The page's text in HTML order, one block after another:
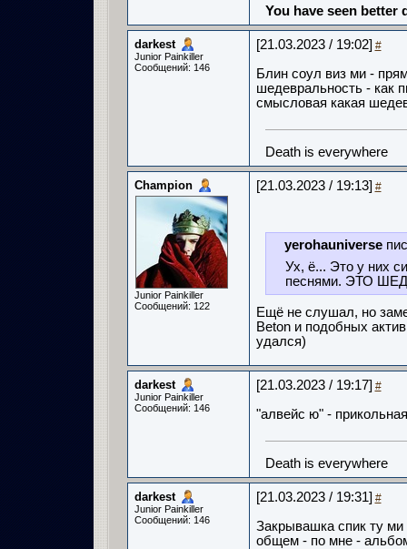
You have seen better
darkest
Junior Painkiller
Сообщений: 146
[21.03.2023 / 19:02] #
Блин соул виз ми -
шедевральность - как
смысловая какая
Death is everywhere
Champion
Junior Painkiller
Сообщений: 122
[21.03.2023 / 19:13] #
yerohauniverse
Ух, ё... Это у них
песнями. ЭТО
Ещё не слушал, но
Beton и подобных
удался)
darkest
Junior Painkiller
Сообщений: 146
[21.03.2023 / 19:17] #
"алвейс ю" -
Death is everywhere
darkest
Junior Painkiller
Сообщений: 146
[21.03.2023 / 19:31] #
Закрывашка спик ту ми
общем - по мне -